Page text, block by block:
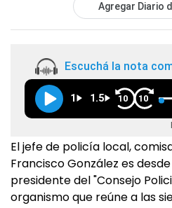
Agregar Diario
Escuchá la nota
1 1.5 10 10
El jefe de policía local,
Francisco González es
presidente del "Consejo
organismo que reúne a las